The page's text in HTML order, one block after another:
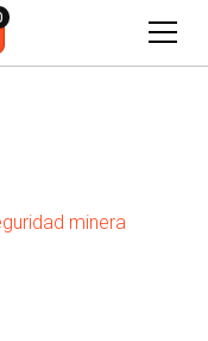
minera